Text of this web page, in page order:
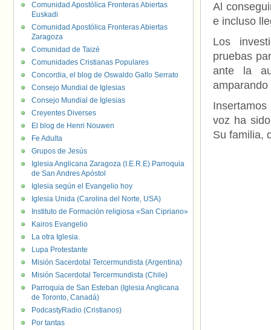
Al
e incluso
Los
pruebas
ante la
voz ha
Su familia,
Comunidad Apostólica Fronteras Abiertas
Euskadi
Comunidad Apostólica Fronteras Abiertas
Zaragoza
Comunidad de Taizé
Comunidades Cristianas Populares
Concordia, el blog de Oswaldo Gallo Serrato
Consejo Mundial de Iglesias
Consejo Mundial de Iglesias
Creyentes Diverses
El blog de Henri Nouwen
Fe Adulta
Grupos de Jesús
Iglesia Anglicana Zaragoza (I.E.R.E) Parroquia
de San Andres Apóstol
Iglesia según el Evangelio hoy
Iglesia Unida (Carolina del Norte, USA)
Instituto de Formación religiosa «San Cipriano»
Kairos Evangelio
La otra Iglesia.
Lupa Protestante
Misión Sacerdotal Tercermundista (Argentina)
Misión Sacerdotal Tercermundista (Chile)
Parroquia de San Esteban (Iglesia Anglicana
de Toronto, Canadá)
PodcastyRadio (Cristianos)
Por tantas